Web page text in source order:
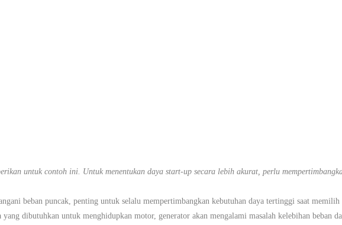
untuk contoh ini. Untuk menentukan daya start-up secara lebih akurat, perlu
beban puncak, penting untuk selalu mempertimbangkan kebutuhan daya tertinggi saat
dibutuhkan untuk menghidupkan motor, generator akan mengalami masalah kelebihan beban